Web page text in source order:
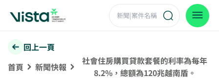
回上一頁
首頁
新聞快報
社會住房購買貸款套餐的利率為每年
8.2%，總額為120兆越南盾。